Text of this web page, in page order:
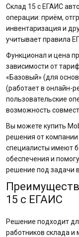
Склад 15 с ЕГАИС
операции: приём,
инвентаризация и
учитывает правила
Функционал и цена
зависимости от
«Базовый» (для
(работает в онлайн-
пользовательские
возможность
Вы можете купить
решения от
специалисты имеют
обеспечения и
решение под задачи
15 с ЕГАИС
Решение подходит
работников склада и